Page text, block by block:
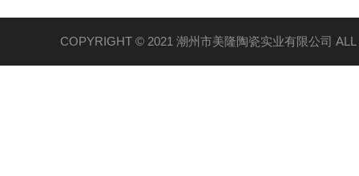
COPYRIGHT © 2021 潮州市美隆陶瓷实业有限公司